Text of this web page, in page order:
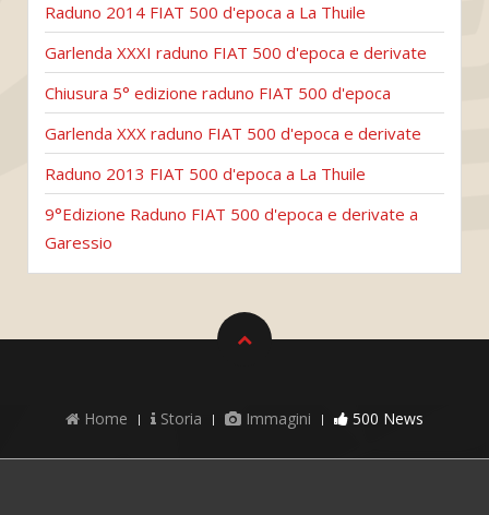
Raduno 2014 FIAT 500 d'epoca a La Thuile
Garlenda XXXI raduno FIAT 500 d'epoca e derivate
Chiusura 5° edizione raduno FIAT 500 d'epoca
Garlenda XXX raduno FIAT 500 d'epoca e derivate
Raduno 2013 FIAT 500 d'epoca a La Thuile
9°Edizione Raduno FIAT 500 d'epoca e derivate a
Garessio
Home Storia Immagini 500 News